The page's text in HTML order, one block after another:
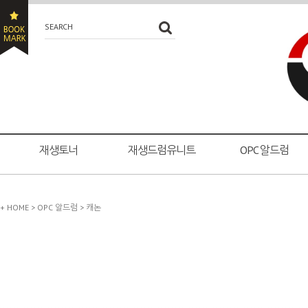
SEARCH
재생토너 재생드럼유니트 OPC 알드럼
+ HOME > OPC 알드럼 > 캐논